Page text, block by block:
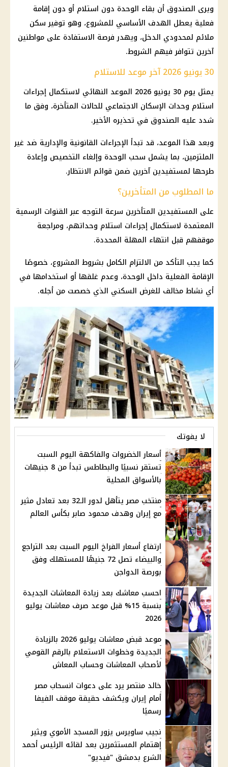
ويرى الصندوق أن بقاء الوحدة دون استلام أو دون إقامة
فعلية يعطل الهدف الأساسي للمشروع، وهو توفير سكن
ملائم لمحدودي الدخل، ويهدر فرصة الاستفادة على مواطنين
آخرين تتوافر فيهم الشروط.
30 يونيو 2026 آخر موعد للاستلام
يمثل يوم 30 يونيو 2026 الموعد النهائي لاستكمال إجراءات
استلام وحدات الإسكان الاجتماعي للحالات المتأخرة، وفق ما
شدد عليه الصندوق في تحذيره الأخير.
وبعد هذا الموعد، قد تبدأ الإجراءات القانونية والإدارية ضد غير
الملتزمين، بما يشمل سحب الوحدة وإلغاء التخصيص وإعادة
طرحها لمستفيدين آخرين ضمن قوائم الانتظار.
ما المطلوب من المتأخرين؟
على المستفيدين المتأخرين سرعة التوجه عبر القنوات الرسمية
المعتمدة لاستكمال إجراءات استلام وحداتهم، ومراجعة
موقفهم قبل انتهاء المهلة المحددة.
كما يجب التأكد من الالتزام الكامل بشروط المشروع، خصوصًا
الإقامة الفعلية داخل الوحدة، وعدم غلقها أو استخدامها في
أي نشاط مخالف للغرض السكني الذي خصصت من أجله.
لا يفوتك
أسعار الخضروات والفاكهة اليوم السبت
تستقر نسبيًا والبطاطس تبدأ من 8 جنيهات
بالأسواق المحلية
منتخب مصر يتأهل لدور الـ32 بعد تعادل مثير
مع إيران وهدف محمود صابر بكأس العالم
ارتفاع أسعار الفراخ اليوم السبت بعد التراجع
والبيضاء تصل 72 جنيهًا للمستهلك وفق
بورصة الدواجن
احسب معاشك بعد زيادة المعاشات الجديدة
بنسبة 15% قبل موعد صرف معاشات يوليو
2026
موعد قبض معاشات يوليو 2026 بالزيادة
الجديدة وخطوات الاستعلام بالرقم القومي
لأصحاب المعاشات وحساب المعاش
خالد منتصر يرد على دعوات انسحاب مصر
أمام إيران ويكشف حقيقة موقف الفيفا
رسميًا
نجيب ساويرس يزور المسجد الأموي ويثير
إهتمام المستثمرين بعد لقائه الرئيس أحمد
الشرع بدمشق "فيديو"